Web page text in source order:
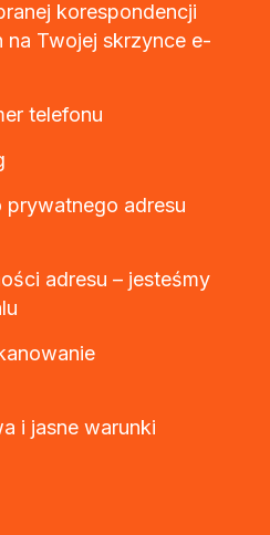
korespondencji
na Twojej skrzynce e-
telefonu
adresu
adresu – jesteśmy
i jasne warunki